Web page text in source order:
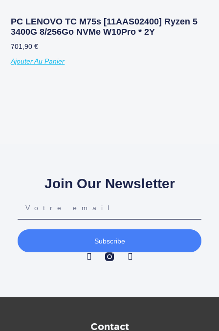
PC LENOVO TC M75s [11AAS02400] Ryzen 5
3400G 8/256Go NVMe W10Pro * 2Y
701,90€
Ajouter Au Panier
Join Our Newsletter
Subscribe
Contact